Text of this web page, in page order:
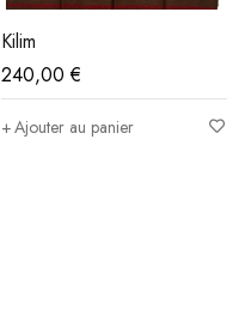
Kilim
240,00€
Ajouter au panier